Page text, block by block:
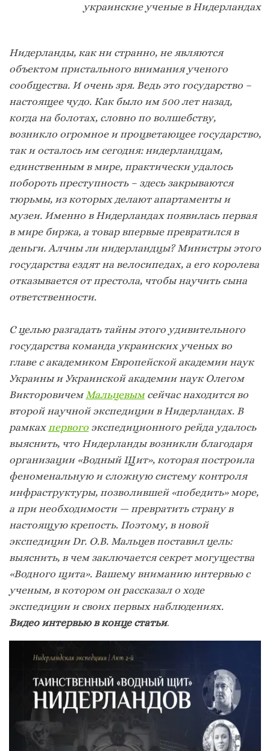
украинские ученые в Нидерландах
Нидерланды, как ни странно, не являются
объектом пристального внимания ученого
сообщества. И очень зря. Ведь это государство –
настоящее чудо. Как было им 500 лет назад,
когда на болотах, словно по волшебству,
возникло огромное и процветающее государство,
так и осталось им сегодня: нидерландцам,
единственным в мире, практически удалось
побороть преступность – здесь закрываются
тюрьмы, из которых делают апартаменты и
музеи. Именно в Нидерлан­дах появилась первая
в мире биржа, а товар впервые превратился в
деньги. Алчны ли нидерландцы? Министры этого
государства ездят на велосипедах, а его королева
отказывается от престола, чтобы научить сына
ответственности.
С целью разгадать тайны этого удивительного
государства команда украинских ученых во
главе с академиком Европейской академии наук
Украины и Украинской академии наук Олегом
Викторовичем Мальцевымсейчас находится во
второй научной экспедиции в Нидерландах. В
рамкахпервого экспедиционного рейда удалось
выяснить, что Нидерланды возникли благодаря
организации «Водный Щит», которая построила
феноменальную и сложную систему контроля
инфраструктуры, позволившей «победить» море,
а при необходимости — превратить страну в
настоящую крепость. Поэтому, в новой
экспедиции Dr. О.В. Мальцев поставил цель:
выяснить, в чем заключается секрет могущества
«Водного щита». Вашему вниманию интервью с
ученым, в котором он рассказал о ходе
экспедиции и своих первых наблюдениях.
Видео интервью в конце статьи.